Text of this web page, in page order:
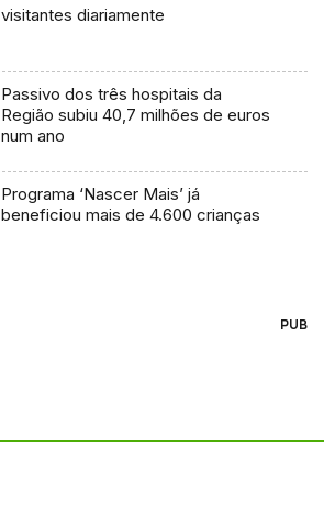
visitantes diariamente
Passivo dos três hospitais da
Região subiu 40,7 milhões de euros
num ano
Programa ‘Nascer Mais’ já
beneficiou mais de 4.600 crianças
PUB